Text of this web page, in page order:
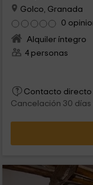
Golco, Granada
0
Alquiler íntegro
4 personas
Contacto directo
Cancelación 30 días